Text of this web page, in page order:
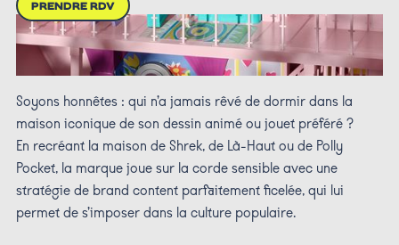
PRENDRE RDV
Soyons honnêtes : qui n’a jamais rêvé de dormir dans la
maison iconique de son dessin animé ou jouet préféré ?
En recréant la maison de Shrek, de Là-Haut ou de Polly
Pocket, la marque joue sur la corde sensible avec une
stratégie de brand content parfaitement ficelée, qui lui
permet de s’imposer dans la culture populaire.